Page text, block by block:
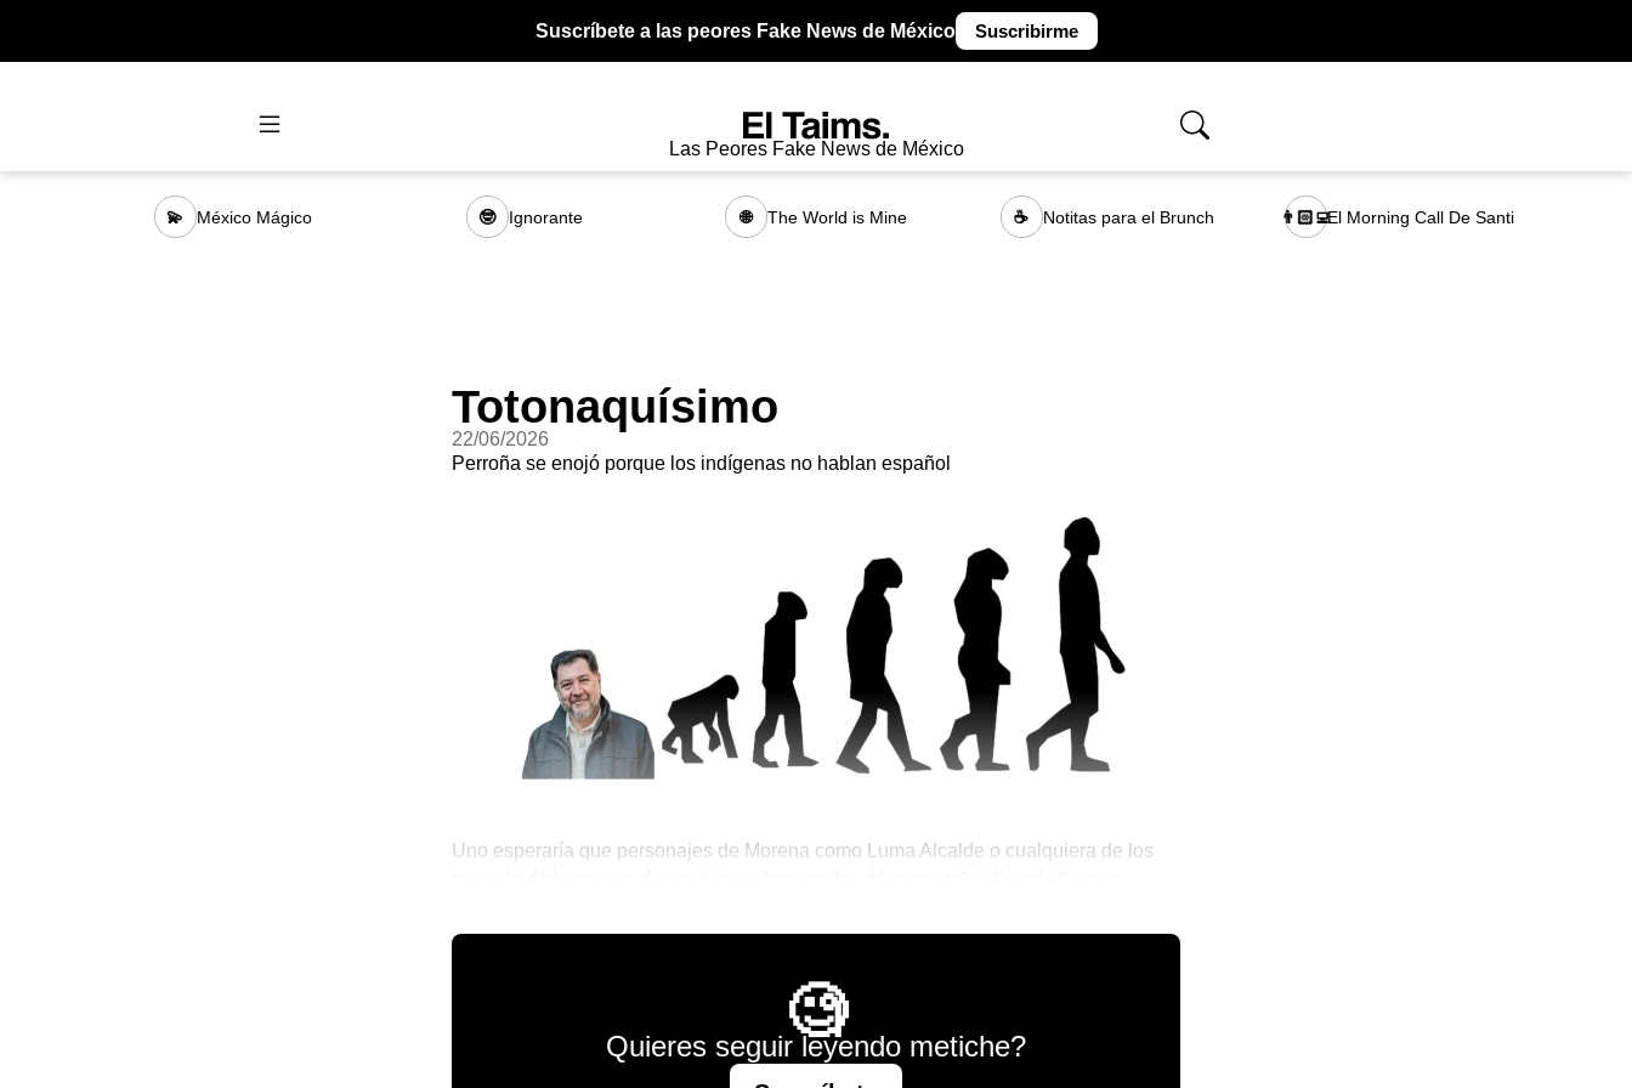
Suscríbete a las peores Fake News de México Suscribirme
Las Peores Fake News de México
💫 México Mágico 🤓 Ignorante 🌐 The World is Mine ☕ Notitas para el Brunch 👨🏻‍💻El Morning Call De Santi
Totonaquísimo
22/06/2026
Perroña se enojó porque los indígenas no hablan español
Uno esperaría que personajes de Morena como Luma Alcalde o cualquiera de los
🧐
Quieres seguir leyendo metiche?